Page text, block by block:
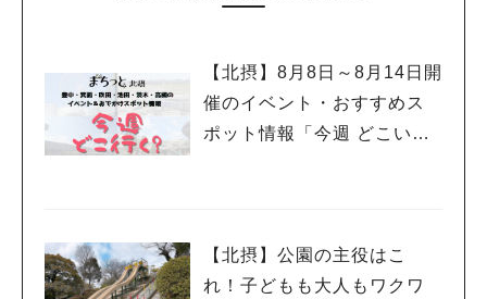
【北摂】8月8日～8月14日開
催のイベント・おすすめス
ポット情報「今週 どこい
【北摂】公園の主役はこ
れ！子どもも大人もワクワ